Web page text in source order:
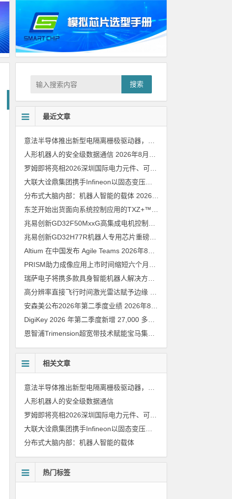
搜索
最近文章
人形机器人的安全级数据通信 2026年8月8日
罗姆即将亮相2026深圳国际电力元件、可再生能源管理展览会暨研讨会
大联大诠鼎集团携手Infineon以固态变压器重构配电效率新标杆
分布式大脑内部：机器人智能的载体 2026年8月6日
兆易创新GD32H77R机器人专用芯片重磅亮相，精准赋能伺服驱动与关节控制
Altium 在中国发布 Agile Teams 2026年8月6日
安森美公布2026年第二季度业绩 2026年8月6日
恩智浦Trimension超宽带技术赋能宝马集团Digital Key Plus及生命体存在检测功能
相关文章
人形机器人的安全级数据通信
罗姆即将亮相2026深圳国际电力元件、可再生能源管理展览会暨研讨会
大联大诠鼎集团携手Infineon以固态变压器重构配电效率新标杆
分布式大脑内部：机器人智能的载体
热门标签